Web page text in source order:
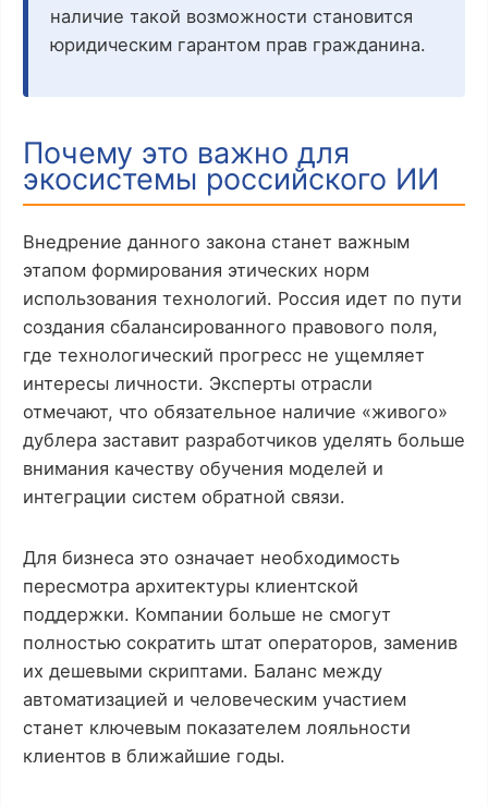
наличие такой возможности становится
юридическим гарантом прав гражданина.
Почему это важно для
экосистемы российского ИИ
Внедрение данного закона станет важным
этапом формирования этических норм
использования технологий. Россия идет по пути
создания сбалансированного правового поля,
где технологический прогресс не ущемляет
интересы личности. Эксперты отрасли
отмечают, что обязательное наличие «живого»
дублера заставит разработчиков уделять больше
внимания качеству обучения моделей и
интеграции систем обратной связи.
Для бизнеса это означает необходимость
пересмотра архитектуры клиентской
поддержки. Компании больше не смогут
полностью сократить штат операторов, заменив
их дешевыми скриптами. Баланс между
автоматизацией и человеческим участием
станет ключевым показателем лояльности
клиентов в ближайшие годы.